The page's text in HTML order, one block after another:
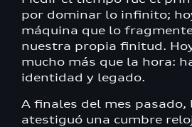
por dominar lo infinito;
máquina que lo
nuestra propia finitud.
mucho más que la hora:
identidad y legado.
A finales del mes pasado,
atestiguó una cumbre